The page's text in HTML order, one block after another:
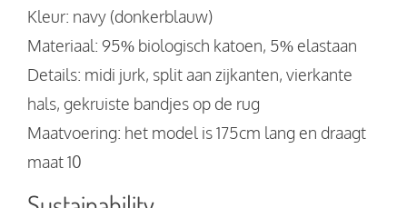
Kleur: navy (donkerblauw)
Materiaal: 95% biologisch katoen, 5% elastaan
Details: midi jurk, split aan zijkanten, vierkante
hals, gekruiste bandjes op de rug
Maatvoering: het model is 175cm lang en draagt
maat 10